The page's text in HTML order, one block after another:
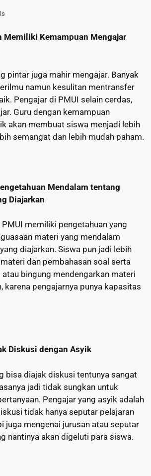
Memiliki Kemampuan Mengajar
pintar juga mahir mengajar. Banyak
namun kesulitan mentransfer
Pengajar di PMUI selain cerdas,
Guru dengan kemampuan
akan membuat siswa menjadi lebih
semangat dan lebih mudah paham.
Mendalam tentang
Diajarkan
memiliki pengetahuan yang
materi yang mendalam
diajarkan. Siswa pun jadi lebih
dan pembahasan soal serta
bingung mendengarkan materi
karena pengajarnya punya kapasitas
Diskusi dengan Asyik
bisa diajak diskusi tentunya sangat
jadi tidak sungkan untuk
Pengajar yang asyik adalah
tidak hanya seputar pelajaran
juga mengenai jurusan atau seputar
nantinya akan digeluti para siswa.